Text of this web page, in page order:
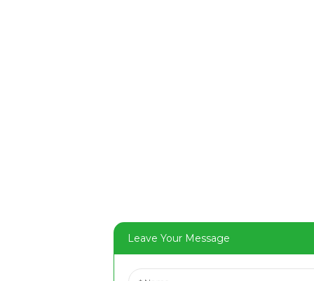
Leave Your Message